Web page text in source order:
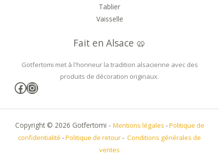
Tablier
Vaisselle
Fait en Alsace 🥨
Gotfertomi met à l'honneur la tradition alsacienne avec des
produits de décoration originaux.
Facebook
Instagram
Copyright © 2026 Gotfertomi - Mentions légales -Politique de
confidentialité -Politique de retour- Conditions générales de
ventes